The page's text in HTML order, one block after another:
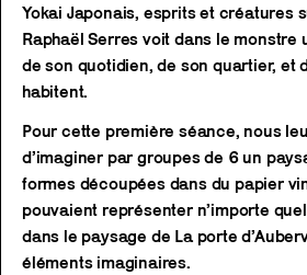
Yokai Japonais, esprits et créatures
Raphaël Serres voit dans le monstre
de son quotidien, de son quartier, et
habitent.
Pour cette première séance, nous
d’imaginer par groupes de 6 un
formes découpées dans du papier
pouvaient représenter n’importe
dans le paysage de La porte
éléments imaginaires.